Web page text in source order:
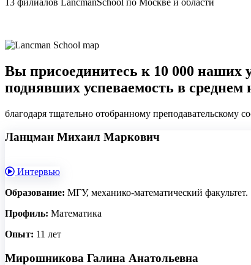
Вы присоединитесь к 10 000 наших
поднявших успеваемость в среднем
благодаря тщательно отобранному
Ланцман Михаил Маркович
Интервью
Образование: МГУ, механико-математический факультет.
Профиль: Математика
Опыт: 11 лет
Мирошникова Галина Анатольевна